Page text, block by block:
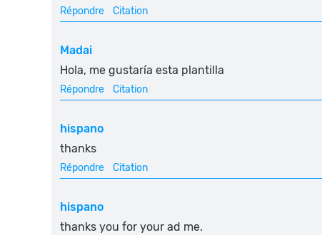
Répondre Citation
Madai
Hola, me gustaría esta plantilla
Répondre Citation
hispano
thanks
Répondre Citation
hispano
thanks you for your ad me.